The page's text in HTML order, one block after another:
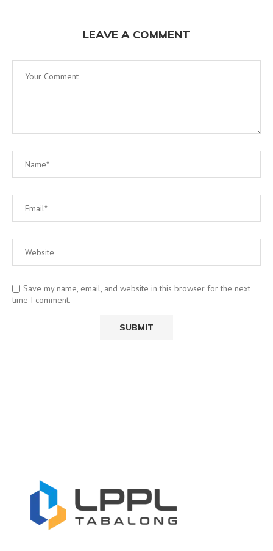
LEAVE A COMMENT
Save my name, email, and website in this browser for the next
time I comment.